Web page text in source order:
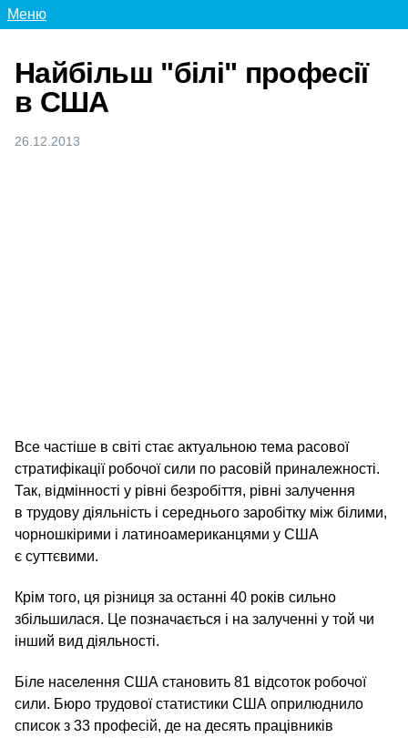
Меню
Найбільш "білі" професії
в США
26.12.2013
Все частіше в світі стає актуальною тема расової
стратифікації робочої сили по расовій приналежності.
Так, відмінності у рівні безробіття, рівні залучення
в трудову діяльність і середнього заробітку між білими,
чорношкірими і латиноамериканцями у США
є суттєвими.
Крім того, ця різниця за останні 40 років сильно
збільшилася. Це позначається і на залученні у той чи
інший вид діяльності.
Біле населення США становить 81 відсоток робочої
сили. Бюро трудової статистики США оприлюднило
список з 33 професій, де на десять працівників